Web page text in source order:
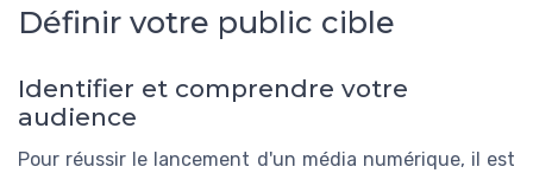
Définir votre public cible
Identifier et comprendre votre
audience
Pour réussir le lancement d'un média numérique, il est